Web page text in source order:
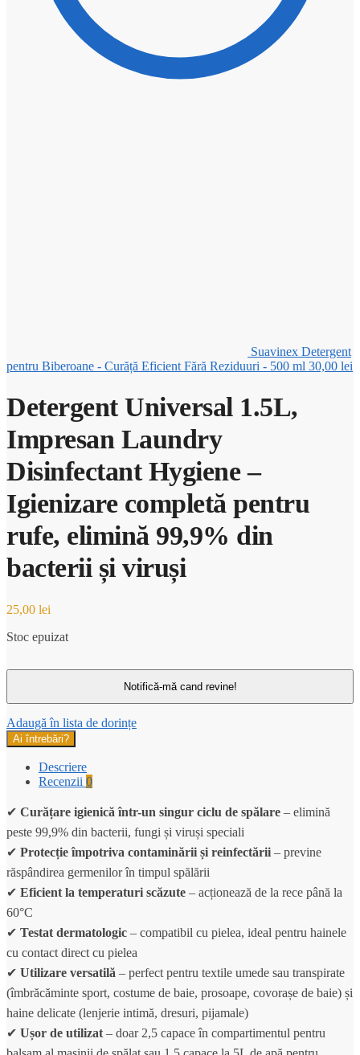
Suavinex Detergent
pentru Biberoane - Curăță Eficient Fără Reziduuri - 500 ml 30,00 lei
Detergent Universal 1.5L,
Impresan Laundry
Disinfectant Hygiene –
Igienizare completă pentru
rufe, elimină 99,9% din
bacterii și viruși
25,00 lei
Stoc epuizat
Adaugă în lista de dorințe
Ai întrebări?
Descriere
Recenzii 0
✔ Curățare igienică într-un singur ciclu de spălare – elimină
peste 99,9% din bacterii, fungi și viruși speciali
✔ Protecție împotriva contaminării și reinfectării – previne
răspândirea germenilor în timpul spălării
✔ Eficient la temperaturi scăzute – acționează de la rece până la
60°C
✔ Testat dermatologic – compatibil cu pielea, ideal pentru hainele
cu contact direct cu pielea
✔ Utilizare versatilă – perfect pentru textile umede sau transpirate
(îmbrăcăminte sport, costume de baie, prosoape, covorașe de baie) și
haine delicate (lenjerie intimă, dresuri, pijamale)
✔ Ușor de utilizat – doar 2,5 capace în compartimentul pentru